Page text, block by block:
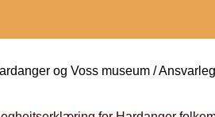
og Voss museum /